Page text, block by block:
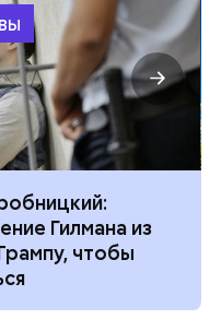
рубить: как
борщевик и
почву